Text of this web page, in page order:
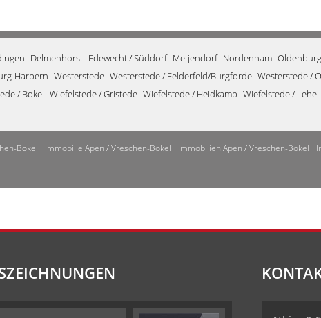
Delmenhorst Edewecht / Süddorf Metjendorf Nordenham Oldenburg
Harbern Westerstede Westerstede / Felderfeld/Burgforde Westerstede /
/ Bokel Wiefelstede / Gristede Wiefelstede / Heidkamp Wiefelstede / Lehe
Bokel Immobilie Apen / Vreschen-Bokel Immobilien Apen / Vreschen-Bokel